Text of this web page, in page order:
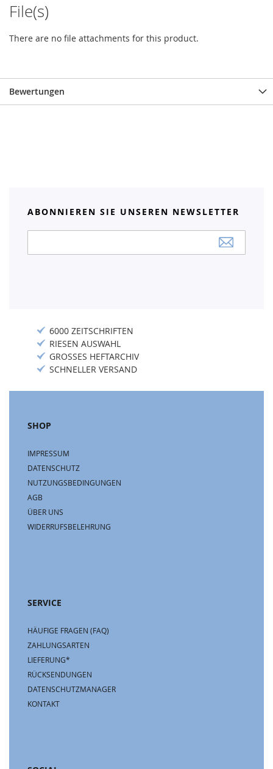
File(s)
There are no file attachments for this product.
Bewertungen
ABONNIEREN SIE UNSEREN NEWSLETTER
Newsletter:
6000 ZEITSCHRIFTEN
RIESEN AUSWAHL
GROSSES HEFTARCHIV
SCHNELLER VERSAND
SHOP
IMPRESSUM
DATENSCHUTZ
NUTZUNGSBEDINGUNGEN
AGB
ÜBER UNS
WIDERRUFSBELEHRUNG
SERVICE
HÄUFIGE FRAGEN (FAQ)
ZAHLUNGSARTEN
LIEFERUNG*
RÜCKSENDUNGEN
DATENSCHUTZMANAGER
KONTAKT